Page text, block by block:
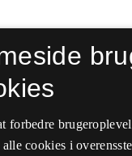
forbedre
cookies i